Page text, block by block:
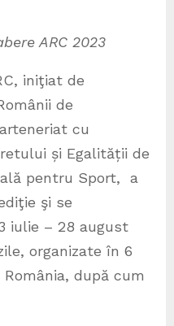
ARC 2023
iniţiat de
de
cu
și Egalității de
pentru Sport, a
şi se
iulie – 28 august
organizate în 6
după cum